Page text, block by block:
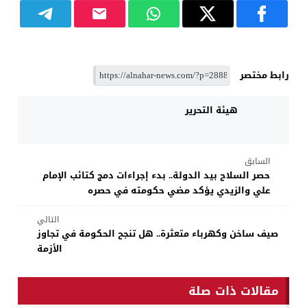
رابط مختصر
هيئة التحرير
السابق
حصر السلاح بيد الدولة.. بدء إجراءات دمج كتائب الإمام
علي والزيدي يؤكد مضي حكومته في حصره
التالي
صيف ساخن وكهرباء متعثرة.. هل تنجح الحكومة في تجاوز
الأزمة
مقالات ذات صلة